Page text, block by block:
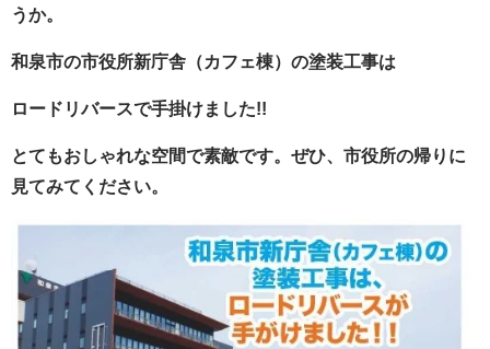
うか。
和泉市の市役所新庁舎（カフェ棟）の塗装工事は
ロードリバースで手掛けました!!
とてもおしゃれな空間で素敵です。ぜひ、市役所の帰りに
見てみてください。